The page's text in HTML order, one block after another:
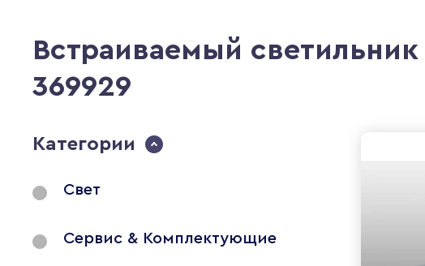
Встраиваемый
369929
Категории
Свет
Сервис & Комплектующие